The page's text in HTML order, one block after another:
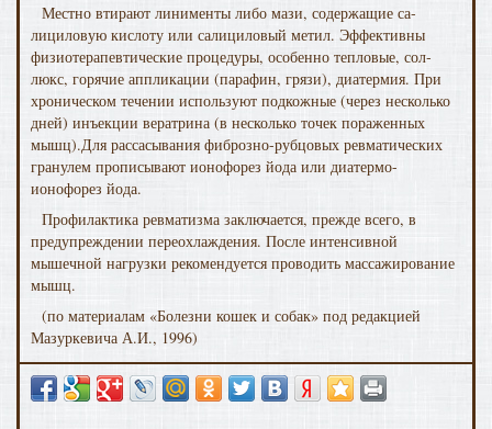
Местно втирают линименты либо мази, содержащие са­
лициловую кислоту или салициловый метил. Эффективны
физиотерапевтические процедуры, особенно тепловые, сол­
люкс, горячие аппликации (парафин, грязи), диатер­мия. При
хроническом течении используют подкожные (через несколько
дней) инъекции вератрина (в несколько точек пораженных
мышц).Для рассасывания фиброзно-руб­цовых ревматических
гранулем прописывают ионофорез йо­да или диатермо-
ионофорез йода.
Профилактика ревматизма заключается, прежде все­го, в
предупреждении переохлаждения. После интенсивной
мышечной нагрузки рекомендуется проводить массажирование
мышц.
(по материалам «Болезни кошек и собак» под редакцией
Мазуркевича А.И., 1996)